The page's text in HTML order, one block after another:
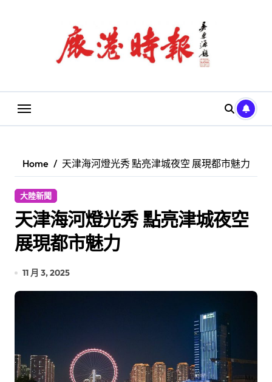
Home 天津海河燈光秀 點亮津城夜空 展現都市魅力
大陸新聞
天津海河燈光秀 點亮津城夜空
展現都市魅力
11 月 3, 2025